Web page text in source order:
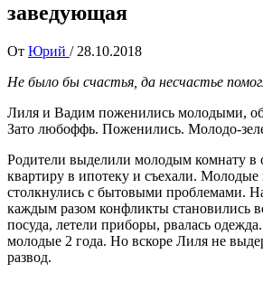
заведующая
От Юрий / 28.10.2018
Не было бы счастья, да несчастье
Лиля и Вадим поженились молодыми,
Зато любоффь. Поженились. Молодо-
Родители выделили молодым комнату в
квартиру в ипотеку и съехали. Молодые
столкнулись с бытовыми проблемами.
каждым разом конфликты становились
посуда, летели приборы, рвалась
молодые 2 года. Но вскоре Лиля не
развод.